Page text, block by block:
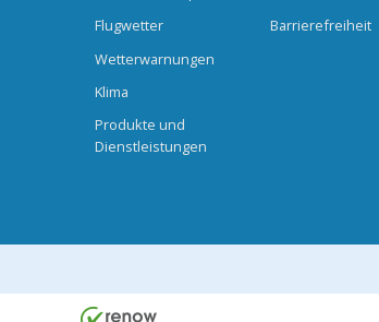
Flugwetter
Wetterwarnungen
Klima
Produkte und
Dienstleistungen
Barrierefreiheit